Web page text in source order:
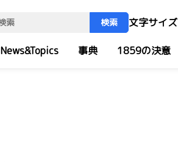
検索 文字サイズ
News&Topics 事典 1859の決意